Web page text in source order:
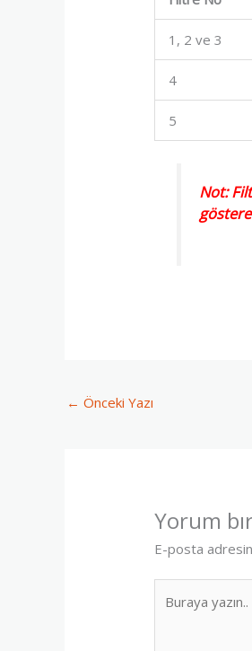
1, 2 ve 3
4
5
Not:
← Önceki Yazı
Yorum
E-posta
yazın..